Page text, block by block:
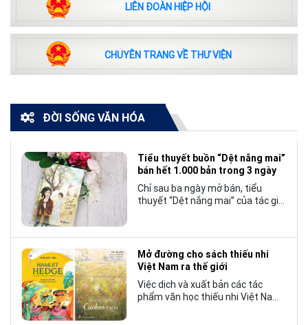
LIÊN ĐOÀN HIỆP HỘI
CHUYÊN TRANG VỀ THƯ VIỆN
ĐỜI SỐNG VĂN HÓA
Tiểu thuyết buồn “Dệt nắng mai”
bán hết 1.000 bản trong 3 ngày
Chỉ sau ba ngày mở bán, tiểu
thuyết “Dệt nắng mai” của tác giả
chương trẻ khi cán mốc 1.000 bản
tiêu thụ.
Mở đường cho sách thiếu nhi
Việt Nam ra thế giới
Việc dịch và xuất bản các tác
phẩm văn học thiếu nhi Việt Nam